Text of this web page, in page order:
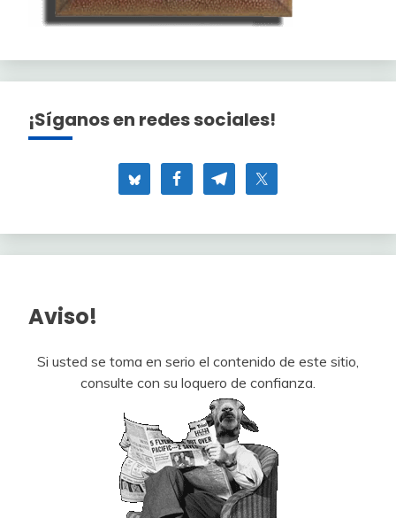
¡Síganos en redes sociales!
Aviso!
Si usted se toma en serio el contenido de este sitio,
consulte con su loquero de confianza.